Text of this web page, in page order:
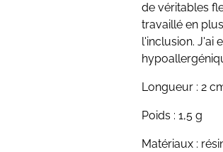
de véritables
travaillé en
l'inclusion. J'ai
Longueur : 2
Poids : 1,5 g
Matériaux :